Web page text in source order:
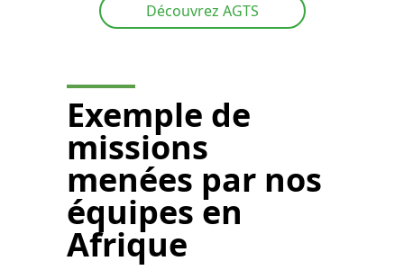
Découvrez AGTS
Exemple de
missions
menées par nos
équipes en
Afrique